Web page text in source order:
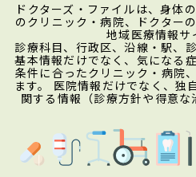
ドクターズ・ファイルは、身体
のクリニック・病院、ドクター
地域医療情報サ
診療科目、行政区、沿線・駅、
基本情報だけでなく、気になる
条件に合ったクリニック・病院
ます。 医院情報だけでなく、独
関する情報（診療方針や得意な